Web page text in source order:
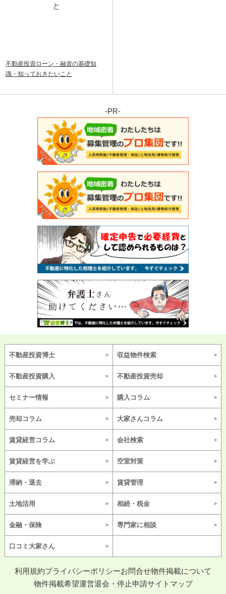
不動産投資ローン・融資の基礎知
識・知っておきたいこと
-PR-
不動産投資博士 収益物件検索
不動産投資購入 不動産投資売却
セミナー情報 購入コラム
売却コラム 大家さんコラム
賃貸経営コラム 会社検索
賃貸経営を学ぶ 空室対策
滞納・退去 賃貸管理
土地活用 相続・税金
金融・保険 専門家に相談
口コミ大家さん
利用規約プライバシーポリシーお問合せ物件掲載について
物件掲載希望運営退会・停止申請サイトマップ